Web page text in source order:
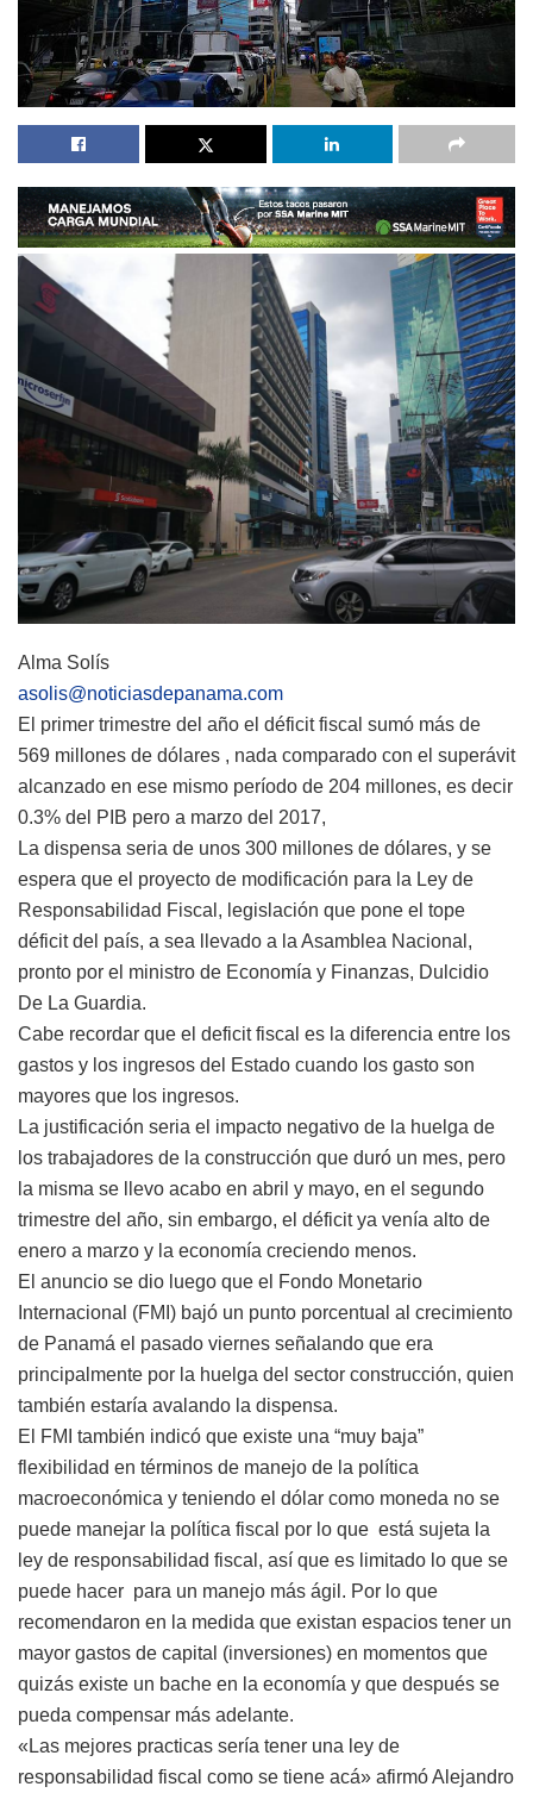
Alma Solís
asolis@noticiasdepanama.com
El primer trimestre del año el déficit fiscal sumó más de
569 millones de dólares , nada comparado con el superávit
alcanzado en ese mismo período de 204 millones, es decir
0.3% del PIB pero a marzo del 2017,
La dispensa seria de unos 300 millones de dólares, y se
espera que el proyecto de modificación para la Ley de
Responsabilidad Fiscal, legislación que pone el tope
déficit del país, a sea llevado a la Asamblea Nacional,
pronto por el ministro de Economía y Finanzas, Dulcidio
De La Guardia.
Cabe recordar que el deficit fiscal es la diferencia entre los
gastos y los ingresos del Estado cuando los gasto son
mayores que los ingresos.
La justificación seria el impacto negativo de la huelga de
los trabajadores de la construcción que duró un mes, pero
la misma se llevo acabo en abril y mayo, en el segundo
trimestre del año, sin embargo, el déficit ya venía alto de
enero a marzo y la economía creciendo menos.
El anuncio se dio luego que el Fondo Monetario
Internacional (FMI) bajó un punto porcentual al crecimiento
de Panamá el pasado viernes señalando que era
principalmente por la huelga del sector construcción, quien
también estaría avalando la dispensa.
El FMI también indicó que existe una “muy baja”
flexibilidad en términos de manejo de la política
macroeconómica y teniendo el dólar como moneda no se
puede manejar la política fiscal por lo que está sujeta la
ley de responsabilidad fiscal, así que es limitado lo que se
puede hacer para un manejo más ágil. Por lo que
recomendaron en la medida que existan espacios tener un
mayor gastos de capital (inversiones) en momentos que
quizás existe un bache en la economía y que después se
pueda compensar más adelante.
«Las mejores practicas sería tener una ley de
responsabilidad fiscal como se tiene acá» afirmó Alejandro